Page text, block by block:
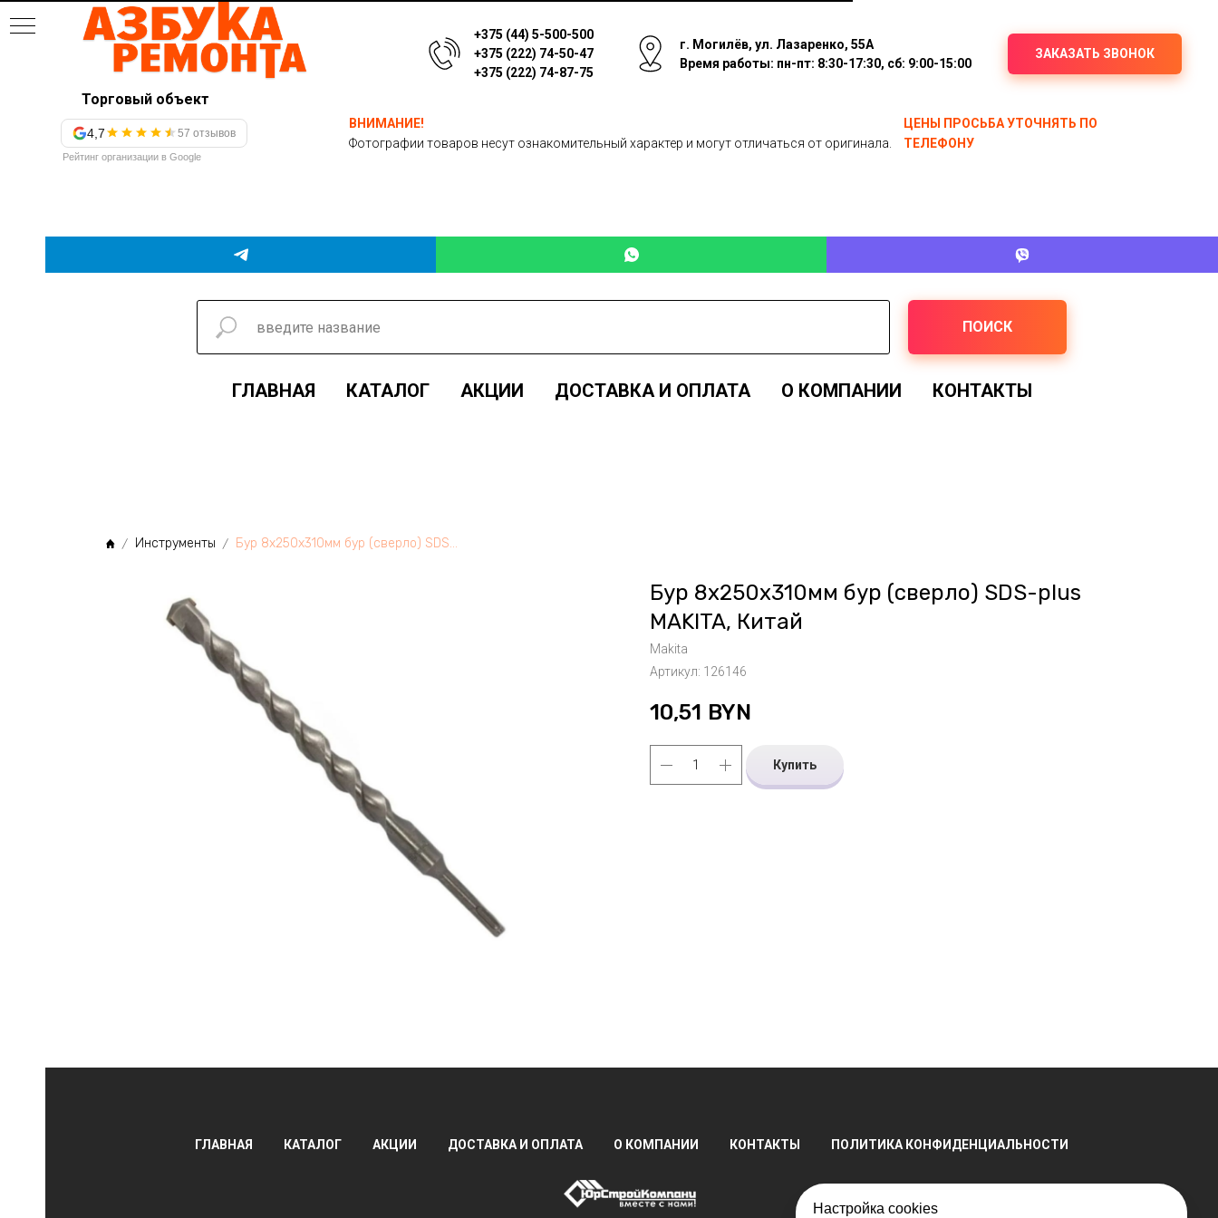
Торговый объект
+375 (44) 5-500-500
+375 (222) 74-50-47
+375 (222) 74-87-75
г. Могилёв, ул. Лазаренко, 55А
Время работы: пн-пт: 8:30-17:30, сб: 9:00-15:00
ЗАКАЗАТЬ ЗВОНОК
ЦЕНЫ ПРОСЬБА УТОЧНЯТЬ ПО
ТЕЛЕФОНУ
ВНИМАНИЕ!
Фотографии товаров несут ознакомительный характер и могут отличаться от оригинала.
4,7 57 отзывов
Рейтинг организации в Google
ПОИСК
ГЛАВНАЯ КАТАЛОГ АКЦИИ ДОСТАВКА И ОПЛАТА О КОМПАНИИ КОНТАКТЫ
Настройка cookies
Инструменты Бур 8х250х310мм бур (сверло) SDS-plus MAKITA, Китай
Бур 8х250х310мм бур (сверло) SDS-plus
MAKITA, Китай
Makita
Артикул: 126146
10,51 BYN
Купить
ГЛАВНАЯ КАТАЛОГ АКЦИИ ДОСТАВКА И ОПЛАТА О КОМПАНИИ КОНТАКТЫ ПОЛИТИКА КОНФИДЕНЦИАЛЬНОСТИ